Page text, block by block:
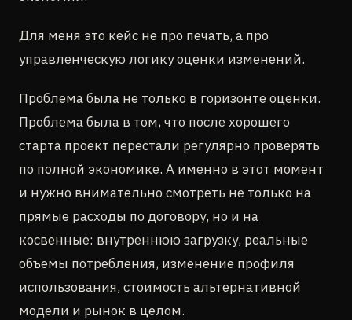
Для меня это кейс не про печать, а про
управленческую логику оценки изменений.
Проблема была не только в горизонте оценки.
Проблема была в том, что после хорошего
старта проект перестали регулярно проверять
по полной экономике. А именно в этот момент
и нужно внимательно смотреть не только на
прямые расходы по договору, но и на
косвенные: внутреннюю загрузку, реальные
объемы потребления, изменение профиля
использования, стоимость альтернативной
модели и рынок в целом.